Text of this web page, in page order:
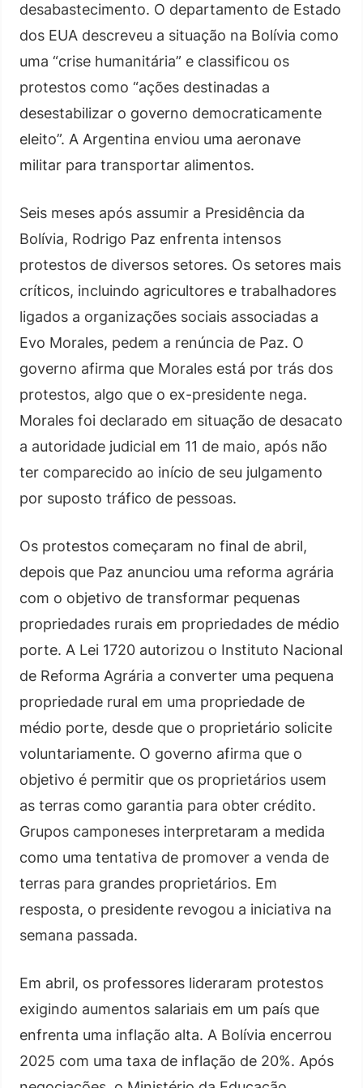
desabastecimento. O departamento de Estado
dos EUA descreveu a situação na Bolívia como
uma “crise humanitária” e classificou os
protestos como “ações destinadas a
desestabilizar o governo democraticamente
eleito”. A Argentina enviou uma aeronave
militar para transportar alimentos.
Seis meses após assumir a Presidência da
Bolívia, Rodrigo Paz enfrenta intensos
protestos de diversos setores. Os setores mais
críticos, incluindo agricultores e trabalhadores
ligados a organizações sociais associadas a
Evo Morales, pedem a renúncia de Paz. O
governo afirma que Morales está por trás dos
protestos, algo que o ex-presidente nega.
Morales foi declarado em situação de desacato
a autoridade judicial em 11 de maio, após não
ter comparecido ao início de seu julgamento
por suposto tráfico de pessoas.
Os protestos começaram no final de abril,
depois que Paz anunciou uma reforma agrária
com o objetivo de transformar pequenas
propriedades rurais em propriedades de médio
porte. A Lei 1720 autorizou o Instituto Nacional
de Reforma Agrária a converter uma pequena
propriedade rural em uma propriedade de
médio porte, desde que o proprietário solicite
voluntariamente. O governo afirma que o
objetivo é permitir que os proprietários usem
as terras como garantia para obter crédito.
Grupos camponeses interpretaram a medida
como uma tentativa de promover a venda de
terras para grandes proprietários. Em
resposta, o presidente revogou a iniciativa na
semana passada.
Em abril, os professores lideraram protestos
exigindo aumentos salariais em um país que
enfrenta uma inflação alta. A Bolívia encerrou
2025 com uma taxa de inflação de 20%. Após